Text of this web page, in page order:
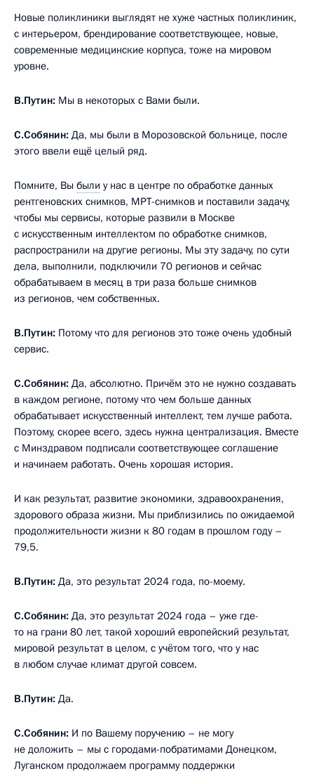
Новые поликлиники выглядят не хуже частных поликлиник,
с интерьером, брендирование соответствующее, новые,
современные медицинские корпуса, тоже на мировом
уровне.
В.Путин: Мы в некоторых с Вами были.
С.Собянин: Да, мы были в Морозовской больнице, после
этого ввели ещё целый ряд.
Помните, Вы были у нас в центре по обработке данных
рентгеновских снимков, МРТ-снимков и поставили задачу,
чтобы мы сервисы, которые развили в Москве
с искусственным интеллектом по обработке снимков,
распространили на другие регионы. Мы эту задачу, по сути
дела, выполнили, подключили 70 регионов и сейчас
обрабатываем в месяц в три раза больше снимков
из регионов, чем собственных.
В.Путин: Потому что для регионов это тоже очень удобный
сервис.
С.Собянин: Да, абсолютно. Причём это не нужно создавать
в каждом регионе, потому что чем больше данных
обрабатывает искусственный интеллект, тем лучше работа.
Поэтому, скорее всего, здесь нужна централизация. Вместе
с Минздравом подписали соответствующее соглашение
и начинаем работать. Очень хорошая история.
И как результат, развитие экономики, здравоохранения,
здорового образа жизни. Мы приблизились по ожидаемой
продолжительности жизни к 80 годам в прошлом году –
79,5.
В.Путин: Да, это результат 2024 года, по-моему.
С.Собянин: Да, это результат 2024 года – уже где-
то на грани 80 лет, такой хороший европейский результат,
мировой результат в целом, с учётом того, что у нас
в любом случае климат другой совсем.
В.Путин: Да.
С.Собянин: И по Вашему поручению – не могу
не доложить – мы с городами-побратимами Донецком,
Луганском продолжаем программу поддержки